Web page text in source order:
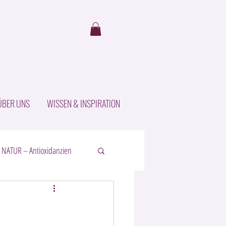
UNS WISSEN & INSPIRATION
NATUR – Antioxidanzien